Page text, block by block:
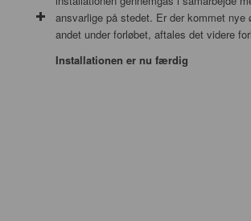
ansvarlige på stedet. Er der kommet nye
andet under forløbet, aftales det videre
Installationen er nu færdig